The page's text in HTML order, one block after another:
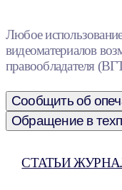
Любое
видеоматериалов
правообладателя
Сообщить об
Обращение в
СТАТЬИ